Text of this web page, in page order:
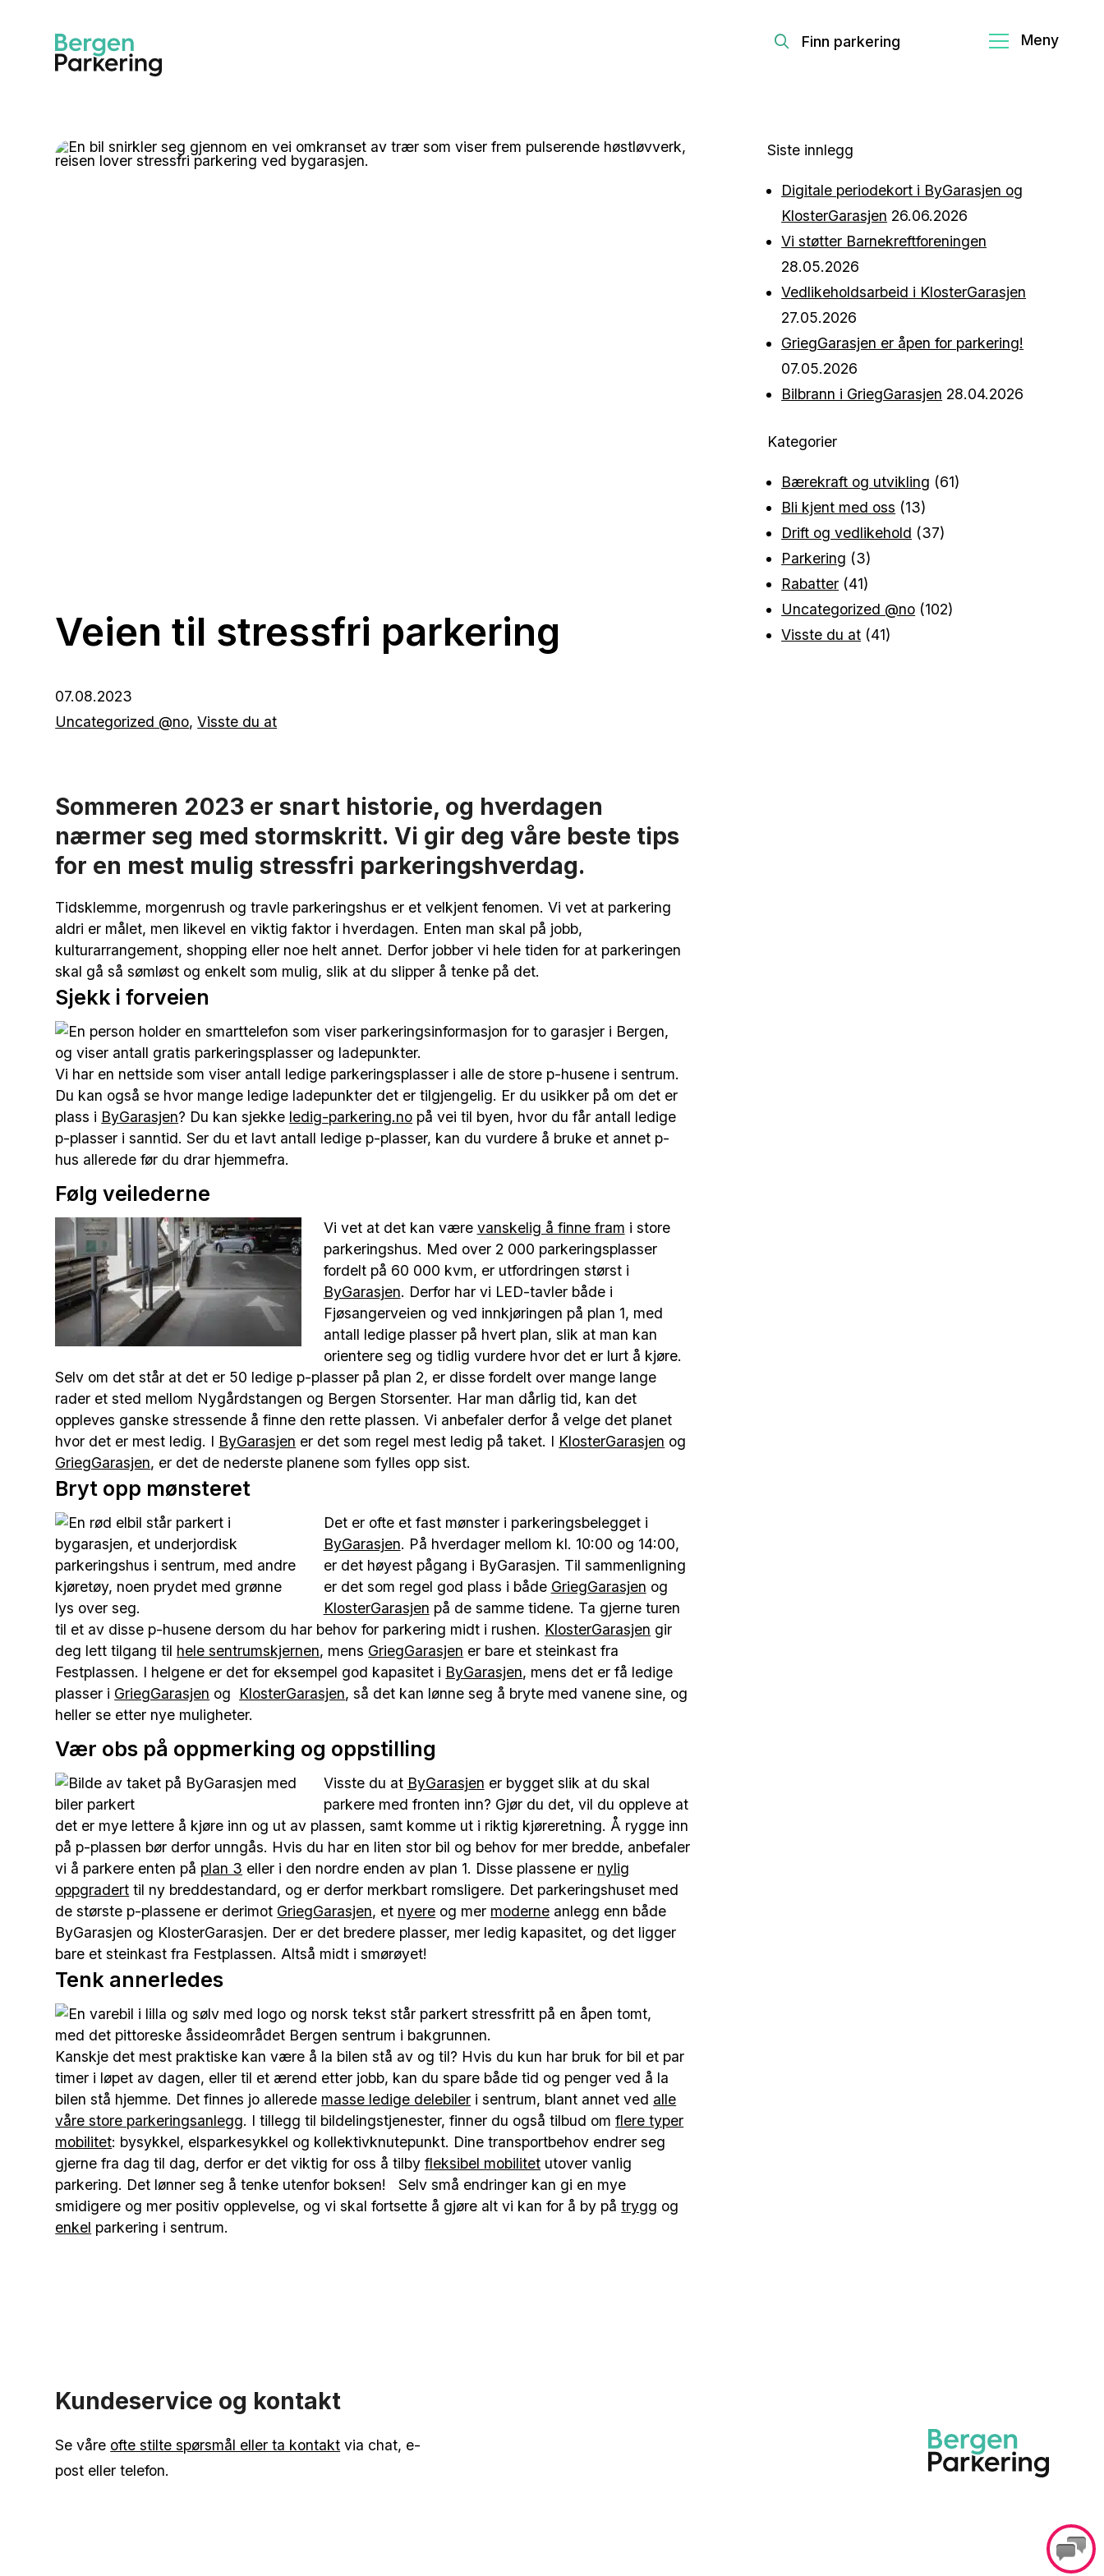
Finn parkering
Veien til stressfri parkering
07.08.2023
Uncategorized @no,Visste du at
Sommeren 2023 er snart historie, og hverdagen
nærmer seg med stormskritt. Vi gir deg våre beste tips
for en mest mulig stressfri parkeringshverdag.
Tidsklemme, morgenrush og travle parkeringshus er et velkjent fenomen. Vi vet at parkering
aldri er målet, men likevel en viktig faktor i hverdagen. Enten man skal på jobb,
kulturarrangement, shopping eller noe helt annet. Derfor jobber vi hele tiden for at parkeringen
skal gå så sømløst og enkelt som mulig, slik at du slipper å tenke på det.
Sjekk i forveien
Vi har en nettside som viser antall ledige parkeringsplasser i alle de store p-husene i sentrum.
Du kan også se hvor mange ledige ladepunkter det er tilgjengelig. Er du usikker på om det er
plass i ByGarasjen? Du kan sjekke ledig-parkering.no på vei til byen, hvor du får antall ledige
p-plasser i sanntid. Ser du et lavt antall ledige p-plasser, kan du vurdere å bruke et annet p-
hus allerede før du drar hjemmefra.
Følg veilederne
Vi vet at det kan være vanskelig å finne fram i store
parkeringshus. Med over 2 000 parkeringsplasser
fordelt på 60 000 kvm, er utfordringen størst i
ByGarasjen. Derfor har vi LED-tavler både i
Fjøsangerveien og ved innkjøringen på plan 1, med
antall ledige plasser på hvert plan, slik at man kan
orientere seg og tidlig vurdere hvor det er lurt å kjøre.
Selv om det står at det er 50 ledige p-plasser på plan 2, er disse fordelt over mange lange
rader et sted mellom Nygårdstangen og Bergen Storsenter. Har man dårlig tid, kan det
oppleves ganske stressende å finne den rette plassen. Vi anbefaler derfor å velge det planet
hvor det er mest ledig. I ByGarasjen er det som regel mest ledig på taket. I KlosterGarasjen og
GriegGarasjen, er det de nederste planene som fylles opp sist.
Bryt opp mønsteret
Det er ofte et fast mønster i parkeringsbelegget i
ByGarasjen. På hverdager mellom kl. 10:00 og 14:00,
er det høyest pågang i ByGarasjen. Til sammenligning
er det som regel god plass i både GriegGarasjen og
KlosterGarasjen på de samme tidene. Ta gjerne turen
til et av disse p-husene dersom du har behov for parkering midt i rushen. KlosterGarasjen gir
deg lett tilgang til hele sentrumskjernen, mens GriegGarasjen er bare et steinkast fra
Festplassen. I helgene er det for eksempel god kapasitet i ByGarasjen, mens det er få ledige
plasser i GriegGarasjen og KlosterGarasjen, så det kan lønne seg å bryte med vanene sine, og
heller se etter nye muligheter.
Vær obs på oppmerking og oppstilling
Visste du at ByGarasjen er bygget slik at du skal
parkere med fronten inn? Gjør du det, vil du oppleve at
det er mye lettere å kjøre inn og ut av plassen, samt komme ut i riktig kjøreretning. Å rygge inn
på p-plassen bør derfor unngås. Hvis du har en liten stor bil og behov for mer bredde, anbefaler
vi å parkere enten på plan 3 eller i den nordre enden av plan 1. Disse plassene er nylig
oppgradert til ny breddestandard, og er derfor merkbart romsligere. Det parkeringshuset med
de største p-plassene er derimot GriegGarasjen, et nyere og mer moderne anlegg enn både
ByGarasjen og KlosterGarasjen. Der er det bredere plasser, mer ledig kapasitet, og det ligger
bare et steinkast fra Festplassen. Altså midt i smørøyet!
Tenk annerledes
Kanskje det mest praktiske kan være å la bilen stå av og til? Hvis du kun har bruk for bil et par
timer i løpet av dagen, eller til et ærend etter jobb, kan du spare både tid og penger ved å la
bilen stå hjemme. Det finnes jo allerede masse ledige delebiler i sentrum, blant annet ved alle
våre store parkeringsanlegg. I tillegg til bildelingstjenester, finner du også tilbud omflere typer
mobilitet: bysykkel, elsparkesykkel og kollektivknutepunkt. Dine transportbehov endrer seg
gjerne fra dag til dag, derfor er det viktig for oss å tilbyfleksibel mobilitet utover vanlig
parkering. Det lønner seg å tenke utenfor boksen! Selv små endringer kan gi en mye
smidigere og mer positiv opplevelse, og vi skal fortsette å gjøre alt vi kan for å by påtrygg og
enkel parkering i sentrum.
Siste innlegg
Digitale periodekort i ByGarasjen og
KlosterGarasjen 26.06.2026
Vi støtter Barnekreftforeningen
28.05.2026
Vedlikeholdsarbeid i KlosterGarasjen
27.05.2026
GriegGarasjen er åpen for parkering!
07.05.2026
Bilbrann i GriegGarasjen 28.04.2026
Kategorier
Bærekraft og utvikling (61)
Bli kjent med oss (13)
Drift og vedlikehold (37)
Parkering (3)
Rabatter (41)
Uncategorized @no (102)
Visste du at (41)
Kundeservice og kontakt
Se våre ofte stilte spørsmål eller ta kontakt via chat, e-
post eller telefon.